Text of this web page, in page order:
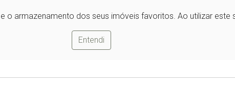
o armazenamento dos seus imóveis favoritos. Ao utilizar
Entendi